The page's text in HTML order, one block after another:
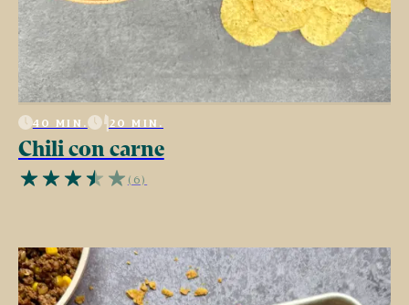
40 MIN. 20 MIN.
Chili con carne
(6)